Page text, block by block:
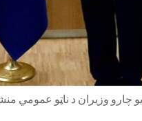
چارو وزیران د ناټو عمومي